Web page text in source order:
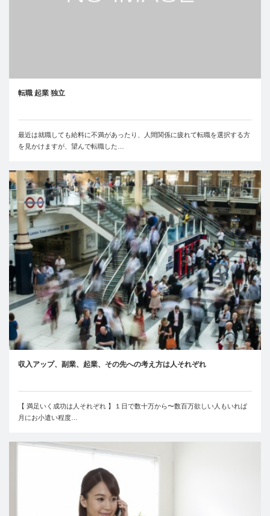
転職 起業 独立
最近は就職しても給料に不満があったり、人間関係に疲れて転職を選択する方
を見かけますが、望んで転職した…
収入アップ、副業、起業、その先への考え方は人それぞれ
【 満足いく成功は人それぞれ 】１日で数十万から〜数百万欲しい人もいれば
月にお小遣い程度…